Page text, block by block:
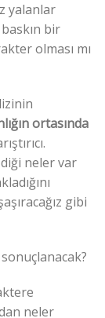
yalanlar
bir
olması mı
ortasında
neler var
gibi
sonuçlanacak?
neler